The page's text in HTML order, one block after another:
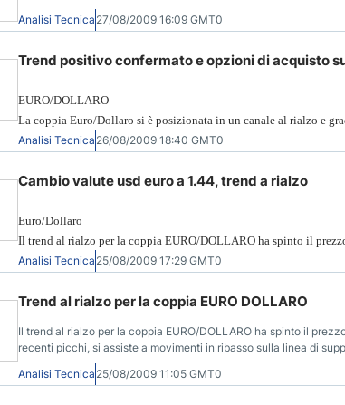
Analisi Tecnica 27/08/2009 16:09 GMT0
Trend positivo confermato e opzioni di acquisto
EURO/DOLLARO
La coppia Euro/Dollaro si è posizionata in un canale al rialzo e
Analisi Tecnica 26/08/2009 18:40 GMT0
Cambio valute usd euro a 1.44, trend a rialzo
Euro/Dollaro
Il trend al rialzo per la coppia EURO/DOLLARO ha spinto il
Analisi Tecnica 25/08/2009 17:29 GMT0
Trend al rialzo per la coppia EURO DOLLARO
Il trend al rialzo per la coppia EURO/DOLLARO ha spinto il
recenti picchi, si assiste a movimenti in ribasso sulla linea di
Analisi Tecnica 25/08/2009 11:05 GMT0